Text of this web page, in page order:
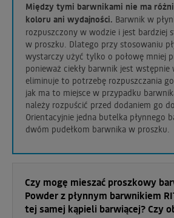
Między tymi barwnikami nie ma
koloru ani wydajności. Barwnik w
rozpuszczony w wodzie i jest bardziej
w proszku. Dlatego przy stosowaniu
wystarczy użyć tylko o połowę mniej
ponieważ ciekły barwnik jest wstępnie
eliminuje to potrzebę rozpuszczania
jak ma to miejsce w przypadku
należy rozpuścić przed dodaniem go
Orientacyjnie jedna butelka płynnego
dwóm pudełkom barwnika w proszku.
Czy mogę mieszać proszkowy
Powder z płynnym barwnikiem
tej samej kąpieli barwiącej? Czy